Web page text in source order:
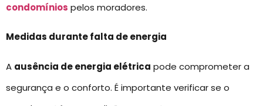
condomínios pelos moradores.
Medidas durante falta de energia
A ausência de energia elétrica pode comprometer a
segurança e o conforto. É importante verificar se o